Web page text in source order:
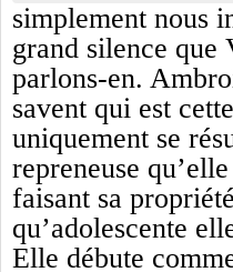
simplement nous
grand silence
parlons-en.
savent qui est
uniquement se
repreneuse
faisant sa
qu’adolescente
Elle débute